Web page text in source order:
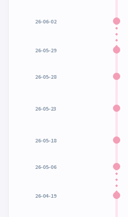
26-06-02
26-05-29
26-05-28
26-05-23
26-05-18
26-05-06
26-04-19